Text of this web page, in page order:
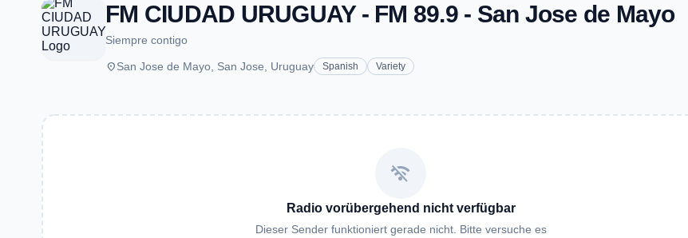
FM CIUDAD URUGUAY - FM 89.9 - San Jose de Mayo
Siempre contigo
placeSan Jose de Mayo, San Jose, Uruguay Spanish Variety
wifi_off
Radio vorübergehend nicht verfügbar
Dieser Sender funktioniert gerade nicht. Bitte versuche es